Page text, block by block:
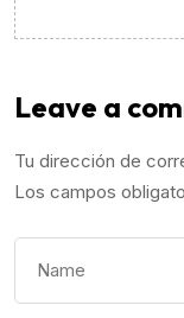
Leave a
Tu dirección de
Los campos